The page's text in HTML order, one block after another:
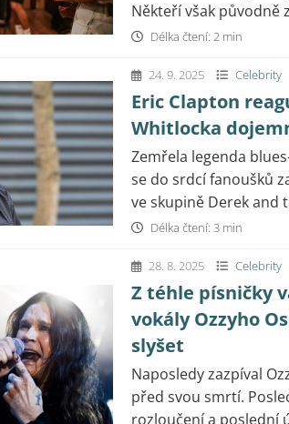
Někteří však původně
Délka čtení: 2 min
24. 9. 2025 Celebrity
Eric Clapton
Whitlocka
Zemřela legenda
se do srdcí fanoušků
ve skupině Derek and
Délka čtení: 3 min
28. 8. 2025 Celebrity
Z téhle písničky
vokály Ozzyho
slyšet
Naposledy zazpíval
před svou smrtí.
rozloučení a poslední